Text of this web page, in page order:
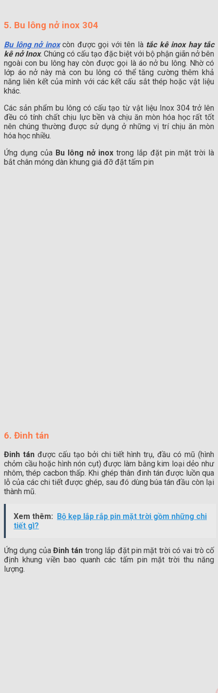
5. Bu lông nở inox 304
Bu lông nở inoxcòn được gọi với tên là tắc kê inox hay tắc
kê nở Inox. Chúng có cấu tạo đặc biệt với bộ phận giãn nở bên
ngoài con bu lông hay còn được gọi là áo nở bu lông. Nhờ có
lớp áo nở này mà con bu lông có thể tăng cường thêm khả
năng liên kết của mình với các kết cấu sắt thép hoặc vật liệu
khác.
Các sản phẩm bu lông có cấu tạo từ vật liệu Inox 304 trở lên
đều có tính chất chịu lực bền và chịu ăn mòn hóa học rất tốt
nên chúng thường được sử dụng ở những vị trí chịu ăn mòn
hóa học nhiều.
Ứng dụng của Bu lông nở inox trong lắp đặt pin mặt trời là
bắt chân móng dàn khung giá đỡ đặt tấm pin
6. Đinh tán
Đinh tánđược cấu tạo bởi chi tiết hình trụ, đầu có mũ (hình
chỏm cầu hoặc hình nón cụt) được làm bằng kim loại dẻo như
nhôm, thép cacbon thấp. Khi ghép thân đinh tán được luồn qua
lỗ của các chi tiết được ghép, sau đó dùng búa tán đầu còn lại
thành mũ.
Xem thêm:
Bộ kẹp lắp rắp pin mặt trời gồm những chi
tiết gì?
Ứng dụng củaĐinh tán trong lắp đặt pin mặt trời có vai trò cố
định khung viền bao quanh các tấm pin mặt trời thu năng
lượng.